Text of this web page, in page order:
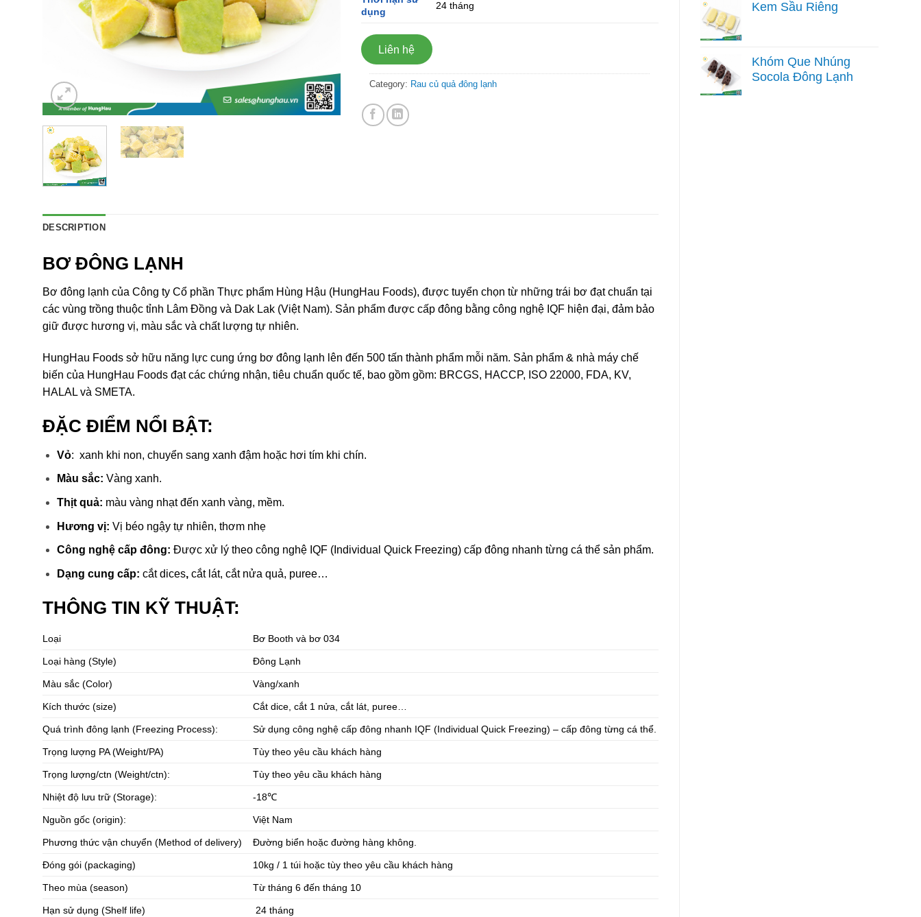
Kem Sầu Riêng
Khóm Que Nhúng
Socola Đông Lạnh
dụng
24 tháng
Liên hệ
Category: Rau củ quả đông lạnh
DESCRIPTION
BƠ ĐÔNG LẠNH
Bơ đông lạnh của Công ty Cổ phần Thực phẩm Hùng Hậu (HungHau Foods), được tuyển chọn từ những trái bơ đạt chuẩn tại
các vùng trồng thuộc tỉnh Lâm Đồng và Dak Lak (Việt Nam). Sản phẩm được cấp đông bằng công nghệ IQF hiện đại, đảm bảo
giữ được hương vị, màu sắc và chất lượng tự nhiên.
HungHau Foods sở hữu năng lực cung ứng bơ đông lạnh lên đến 500 tấn thành phẩm mỗi năm. Sản phẩm & nhà máy chế
biến của HungHau Foods đạt các chứng nhận, tiêu chuẩn quốc tế, bao gồm gồm: BRCGS, HACCP, ISO 22000, FDA, KV,
HALAL và SMETA.
ĐẶC ĐIỂM NỔI BẬT:
Vỏ: xanh khi non, chuyển sang xanh đậm hoặc hơi tím khi chín.
Màu sắc: Vàng xanh.
Thịt quả: màu vàng nhạt đến xanh vàng, mềm.
Hương vị: Vị béo ngậy tự nhiên, thơm nhẹ
Công nghệ cấp đông: Được xử lý theo công nghệ IQF (Individual Quick Freezing) cấp đông nhanh từng cá thể sản phẩm.
Dạng cung cấp: cắt dices,cắt lát, cắt nửa quả, puree…
THÔNG TIN KỸ THUẬT:
Loại Bơ Booth và bơ 034
Loại hàng (Style) Đông Lạnh
Màu sắc (Color) Vàng/xanh
Kích thước (size) Cắt dice, cắt 1 nửa, cắt lát, puree…
Quá trình đông lạnh (Freezing Process): Sử dụng công nghệ cấp đông nhanh IQF (Individual Quick Freezing) – cấp đông từng cá thể.
Trọng lượng PA (Weight/PA) Tùy theo yêu cầu khách hàng
Trọng lượng/ctn (Weight/ctn): Tùy theo yêu cầu khách hàng
Nhiệt độ lưu trữ (Storage): -18℃
Nguồn gốc (origin): Việt Nam
Phương thức vận chuyển (Method of delivery) Đường biển hoặc đường hàng không.
Đóng gói (packaging) 10kg / 1 túi hoặc tùy theo yêu cầu khách hàng
Theo mùa (season) Từ tháng 6 đến tháng 10
Hạn sử dụng (Shelf life) 24 tháng